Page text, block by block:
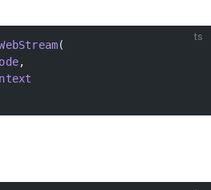
ts
(
,